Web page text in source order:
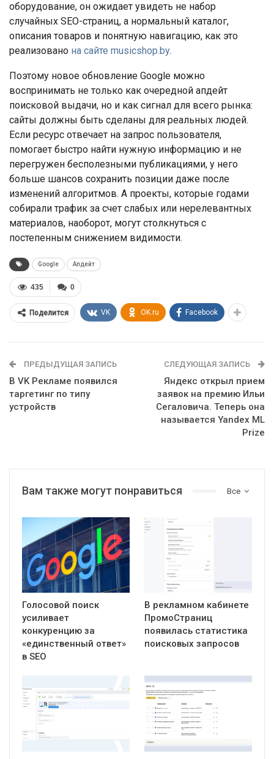
оборудование, он ожидает увидеть не набор
случайных SEO-страниц, а нормальный каталог,
описания товаров и понятную навигацию, как это
реализовано на сайте musicshop.by.
Поэтому новое обновление Google можно
воспринимать не только как очередной апдейт
поисковой выдачи, но и как сигнал для всего рынка:
сайты должны быть сделаны для реальных людей.
Если ресурс отвечает на запрос пользователя,
помогает быстро найти нужную информацию и не
перегружен бесполезными публикациями, у него
больше шансов сохранить позиции даже после
изменений алгоритмов. А проекты, которые годами
собирали трафик за счет слабых или нерелевантных
материалов, наоборот, могут столкнуться с
постепенным снижением видимости.
Google Апдейт
0
435
Поделится VK OK.ru Facebook
ПРЕДЫДУЩАЯ ЗАПИСЬ
В VK Рекламе появился
таргетинг по типу
устройств
СЛЕДУЮЩАЯ ЗАПИСЬ
Яндекс открыл прием
заявок на премию Ильи
Сегаловича. Теперь она
называется Yandex ML
Prize
Все
Вам также могут понравиться
Голосовой поиск
усиливает
конкуренцию за
«единственный ответ»
в SEO
В рекламном кабинете
ПромоСтраниц
появилась статистика
поисковых запросов